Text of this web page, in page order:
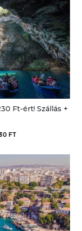
Ft-ért! Szállás +
FT